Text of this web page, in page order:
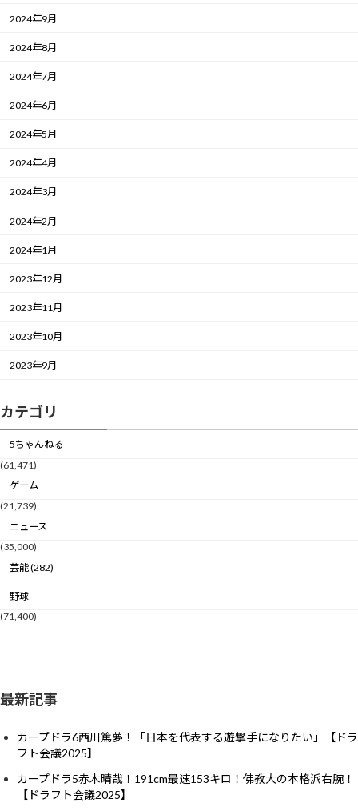
2024年9月
2024年8月
2024年7月
2024年6月
2024年5月
2024年4月
2024年3月
2024年2月
2024年1月
2023年12月
2023年11月
2023年10月
2023年9月
カテゴリ
5ちゃんねる
(61,471)
ゲーム
(21,739)
ニュース
(35,000)
芸能 (282)
野球
(71,400)
最新記事
カープドラ6西川篤夢！「日本を代表する遊撃手になりたい」【ドラ
フト会議2025】
カープドラ5赤木晴哉！191cm最速153キロ！佛教大の本格派右腕！
【ドラフト会議2025】